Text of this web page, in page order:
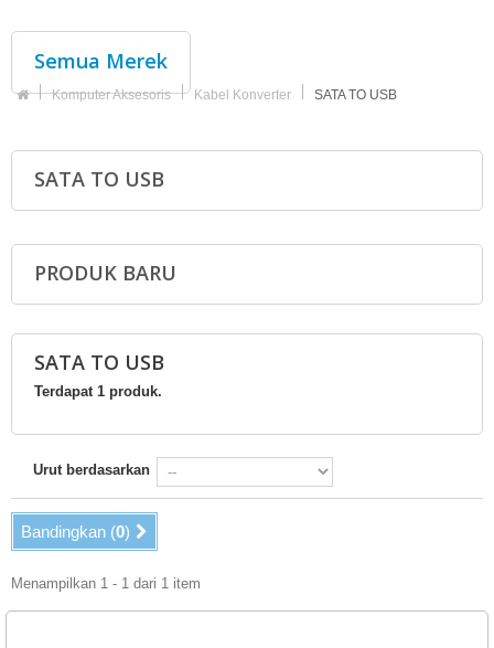
Semua Merek
Komputer Aksesoris Kabel Konverter SATA TO USB
SATA TO USB
PRODUK BARU
SATA TO USB
Terdapat 1 produk.
Urut berdasarkan
Bandingkan (0)
Menampilkan 1 - 1 dari 1 item